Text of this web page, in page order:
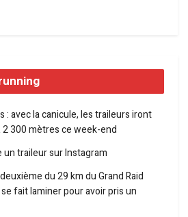
: avec la canicule, les traileurs iront
300 mètres ce week-end
traileur sur Instagram
du 29 km du Grand Raid
fait laminer pour avoir pris un